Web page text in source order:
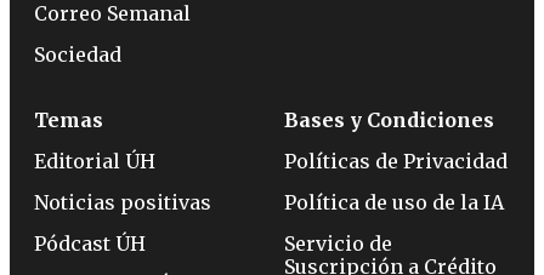
Correo Semanal
Sociedad
Temas
Editorial ÚH
Noticias positivas
Pódcast ÚH
Bases y Condiciones
Políticas de Privacidad
Política de uso de la IA
Servicio de
Suscripción a Crédito